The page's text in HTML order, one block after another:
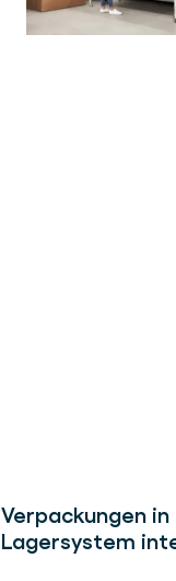
Verpackungen in
Lagersystem